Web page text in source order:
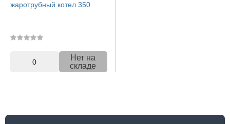
жаротрубный котел 350
0
Нет на
складе